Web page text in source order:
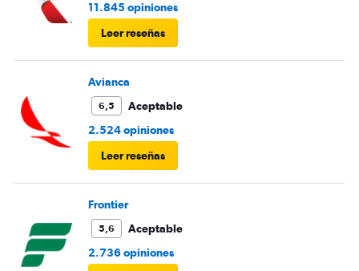
11.845 opiniones
Leer reseñas
Avianca
6,5
Aceptable
2.524 opiniones
Leer reseñas
Frontier
5,6
Aceptable
2.736 opiniones